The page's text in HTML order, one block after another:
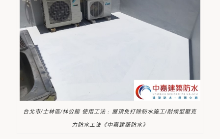
台北市/士林區/林公館 使用工法 : 屋頂免打除防水施工/耐候型壓克
力防水工法《中嘉建築防水》